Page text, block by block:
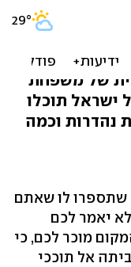
של משפחת
ישראל תוכלו
נהדרות וכמה
במדינה שתספרו לו שאתם
יאמר לכם
מוכר לכם, כי
אל תוככי